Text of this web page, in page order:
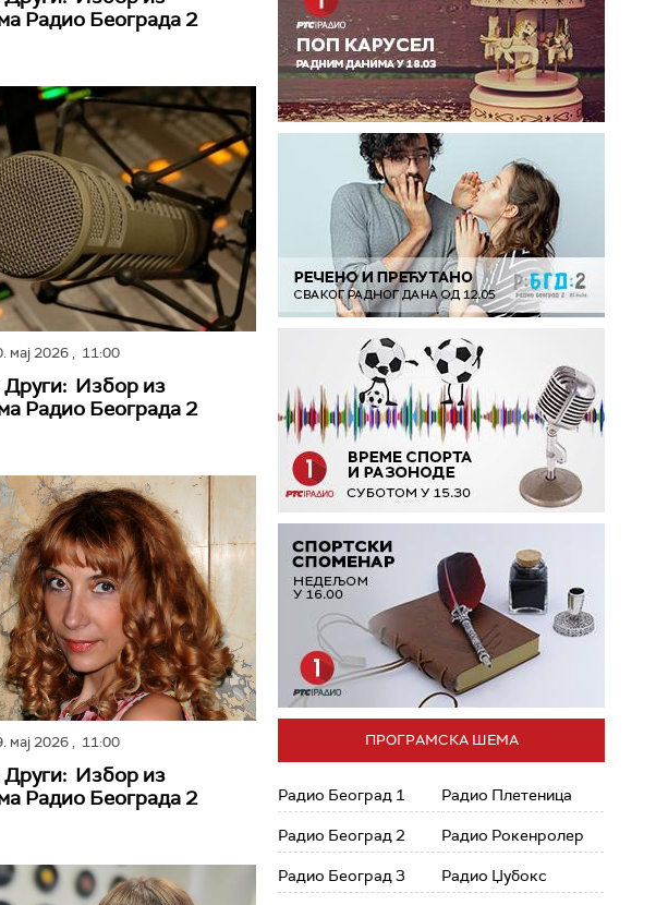
Радио Београда 2
мај 2026, 11:00
Други: Избор из
Радио Београда 2
мај 2026, 11:00
Други: Избор из
Радио Београда 2
ПРОГРАМСКА ШЕМА
Радио Београд 1
Радио Београд 2
Радио Београд 3
Радио Плетеница
Радио Рокенролер
Радио Џубокс